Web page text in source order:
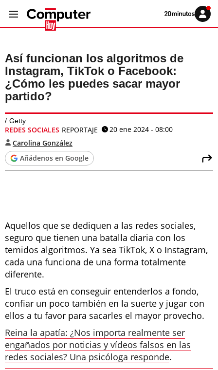
Volver
Iniciar
sesión
Así funcionan los algoritmos de
Instagram, TikTok o Facebook:
¿Cómo les puedes sacar mayor
partido?
Getty
REDES SOCIALES REPORTAJE
20 ene 2024 - 08:00
Carolina González
Añádenos en Google
Aquellos que se dediquen a las redes sociales,
seguro que tienen una batalla diaria con los
temidos algoritmos. Ya sea TikTok, X o Instagram,
cada una funciona de una forma totalmente
diferente.
El truco está en conseguir entenderlos a fondo,
confiar un poco también en la suerte y jugar con
ellos a tu favor para sacarles el mayor provecho.
Reina la apatía: ¿Nos importa realmente ser
engañados por noticias y vídeos falsos en las
redes sociales? Una psicóloga responde.